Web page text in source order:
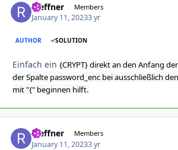
rseffner Members
January 11, 20233 yr
AUTHOR SOLUTION
Einfach ein {CRYPT} direkt an den Anfang
der Spalte password_enc bei ausschließlich
mit "{" beginnen hilft.
rseffner Members
January 11, 20233 yr